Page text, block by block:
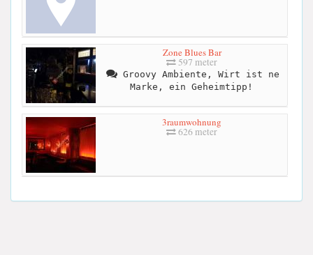
Zone Blues Bar
597 meter
Groovy Ambiente, Wirt ist ne
Marke, ein Geheimtipp!
3raumwohnung
626 meter